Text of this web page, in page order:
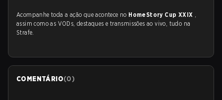
Acompanhe toda a ação que acontece no HomeStory Cup XXIX ,
assim como as VODs, destaques e transmissões ao vivo, tudo na
Strafe.
COMENTÁRIO(0)